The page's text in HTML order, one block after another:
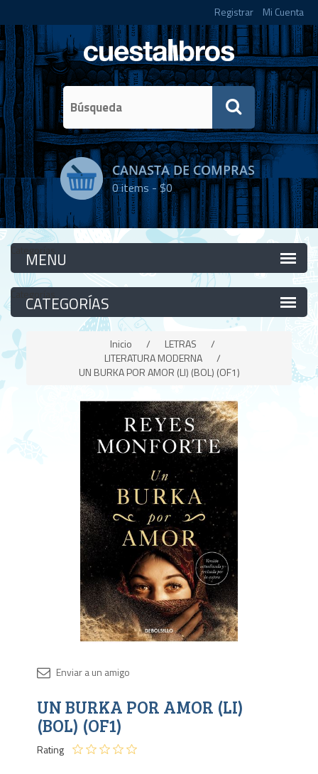
Registrar Mi Cuenta
CANASTA DE COMPRAS
0items -$0
Categorías
Categorías
Inicio / LETRAS
/
LITERATURA MODERNA
/
UN BURKA POR AMOR (LI) (BOL) (OF1)
UN BURKA POR AMOR (LI)
(BOL) (OF1)
Rating